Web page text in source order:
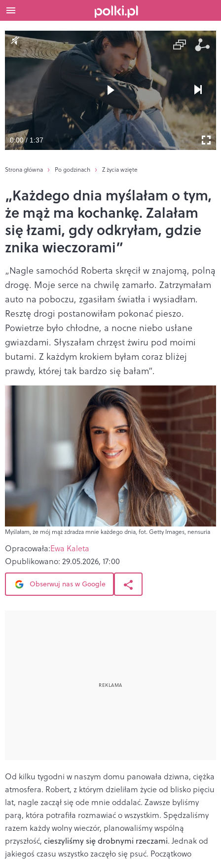
0:00 / 1:37
Strona główna Po godzinach Z życia wzięte
„Każdego dnia myślałam o tym,
że mąż ma kochankę. Zalałam
się łzami, gdy odkryłam, gdzie
znika wieczorami”
„Nagle samochód Roberta skręcił w znajomą, polną
drogę. Moje serce na chwilę zamarło. Zatrzymałam
auto na poboczu, zgasiłam światła i wysiadłam.
Resztę drogi postanowiłam pokonać pieszo.
Powietrze było chłodne, a nocne niebo usłane
gwiazdami. Słyszałam chrzęst żwiru pod moimi
butami. Z każdym krokiem byłam coraz bliżej
prawdy, której tak bardzo się bałam”.
Myślałam, że mój mąż zdradza mnie każdego dnia, fot. Getty Images, nensuria
Opracowała:Ewa Kaleta
Opublikowano: 29.05.2026, 17:00
Obserwuj nas w Google
Od kilku tygodni w naszym domu panowała dziwna, ciężka
atmosfera. Robert, z którym dzieliłam życie od blisko pięciu
lat, nagle zaczął się ode mnie oddalać. Zawsze byliśmy
parą, która potrafiła rozmawiać o wszystkim. Spędzaliśmy
razem każdy wolny wieczór, planowaliśmy wspólną
przyszłość, cieszyliśmy się drobnymi rzeczami. Jednak od
jakiegoś czasu wszystko zaczęło się psuć. Początkowo